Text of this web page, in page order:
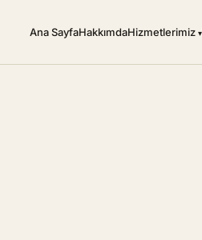
Ana SayfaHakkımdaHizmetlerimiz